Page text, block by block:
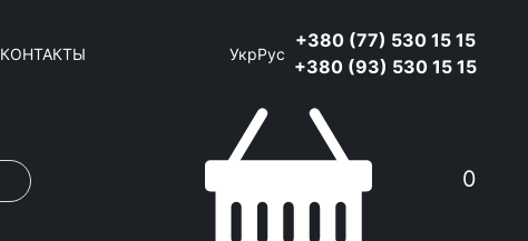
КОНТАКТЫ УкрРус
+380 (77) 530 15 15
+380 (93) 530 15 15
0